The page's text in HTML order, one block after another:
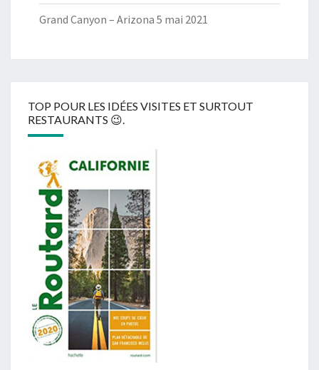
Grand Canyon – Arizona 5 mai 2021
TOP POUR LES IDÉES VISITES ET SURTOUT
RESTAURANTS 😉.